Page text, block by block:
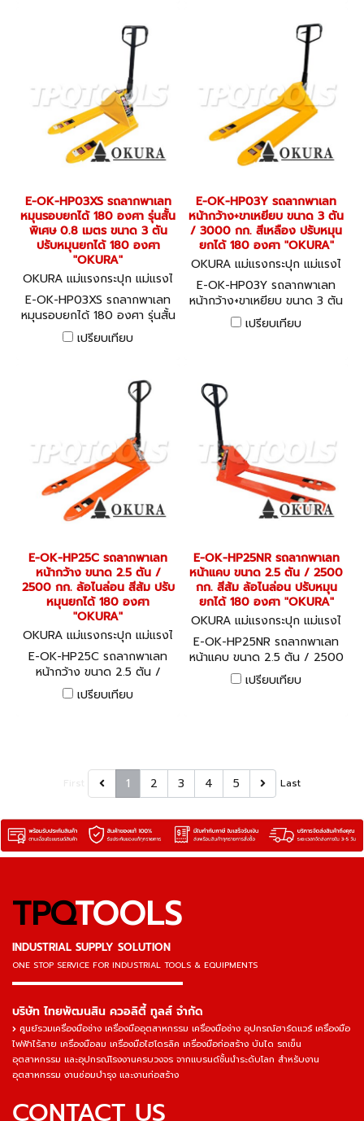
E-OK-HP03XS รถลากพาเลท
หมุนรอบยกได้ 180 องศา รุ่นสั้น
พิเศษ 0.8 เมตร ขนาด 3 ตัน
ปรับหมุนยกได้ 180 องศา
"OKURA"
OKURA แม่แรงกระปุก แม่แรงไ
ฮโดรลิค E-OK-HP03XS
E-OK-HP03XS รถลากพาเลท
หมุนรอบยกได้ 180 องศา รุ่นสั้น
พิเศษ 0.8 เมตร ขนาด 3 ตัน
ปรับหมุนยกได้ 180 องศา
เปรียบเทียบ
E-OK-HP03Y รถลากพาเลท
หน้ากว้าง+ขาเหยียบ ขนาด 3 ตัน
/ 3000 กก. สีเหลือง ปรับหมุน
ยกได้ 180 องศา "OKURA"
OKURA แม่แรงกระปุก แม่แรงไ
ฮโดรลิค E-OK-HP03Y
E-OK-HP03Y รถลากพาเลท
หน้ากว้าง+ขาเหยียบ ขนาด 3 ตัน
/ 3000 กก. สีเหลือง ปรับหมุน
ยกได้ 180 องศา "OKURA"
เปรียบเทียบ
E-OK-HP25C รถลากพาเลท
หน้ากว้าง ขนาด 2.5 ตัน /
2500 กก. ล้อไนล่อน สีส้ม ปรับ
หมุนยกได้ 180 องศา
"OKURA"
OKURA แม่แรงกระปุก แม่แรงไ
ฮโดรลิค E-OK-HP25C
E-OK-HP25C รถลากพาเลท
หน้ากว้าง ขนาด 2.5 ตัน /
2500 กก. ล้อไนล่อน สีส้ม ปรับ
หมุนยกได้ 180 องศา "OKURA"
เปรียบเทียบ
E-OK-HP25NR รถลากพาเลท
หน้าแคบ ขนาด 2.5 ตัน / 2500
กก. สีส้ม ล้อไนล่อน ปรับหมุน
ยกได้ 180 องศา "OKURA"
OKURA แม่แรงกระปุก แม่แรงไ
ฮโดรลิค E-OK-HP25NR
E-OK-HP25NR รถลากพาเลท
หน้าแคบ ขนาด 2.5 ตัน / 2500
กก. สีส้ม ล้อไนล่อน ปรับหมุนยก
ได้ 180 องศา "OKURA"
เปรียบเทียบ
1 2 3 4 5 Last
TPQTOOLS
INDUSTRIAL SUPPLY SOLUTION
ONE STOP SERVICE FOR INDUSTRIAL TOOLS & EQUIPMENTS
▬▬▬▬▬▬▬▬▬▬▬▬▬▬▬
บริษัท ไทยพัฒนสิน ควอลิตี้ ทูลส์ จำกัด
ศูนย์รวมเครื่องมือช่าง เครื่องมืออุตสาหกรรม เครื่องมือช่าง อุปกรณ์ฮาร์ดแวร์ เครื่องมือ
ไฟฟ้าไร้สาย เครื่องมือลม เครื่องมือไฮโดรลิค เครื่องมือก่อสร้าง บันได รถเข็น
อุตสาหกรรม และอุปกรณ์โรงงานครบวงจร จากแบรนด์ชั้นนำระดับโลก สำหรับงาน
อุตสาหกรรม งานซ่อมบำรุง และงานก่อสร้าง
CONTACT US